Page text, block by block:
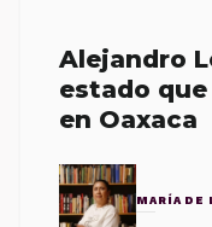
Alejandro
estado
en Oaxaca
MARÍA DE